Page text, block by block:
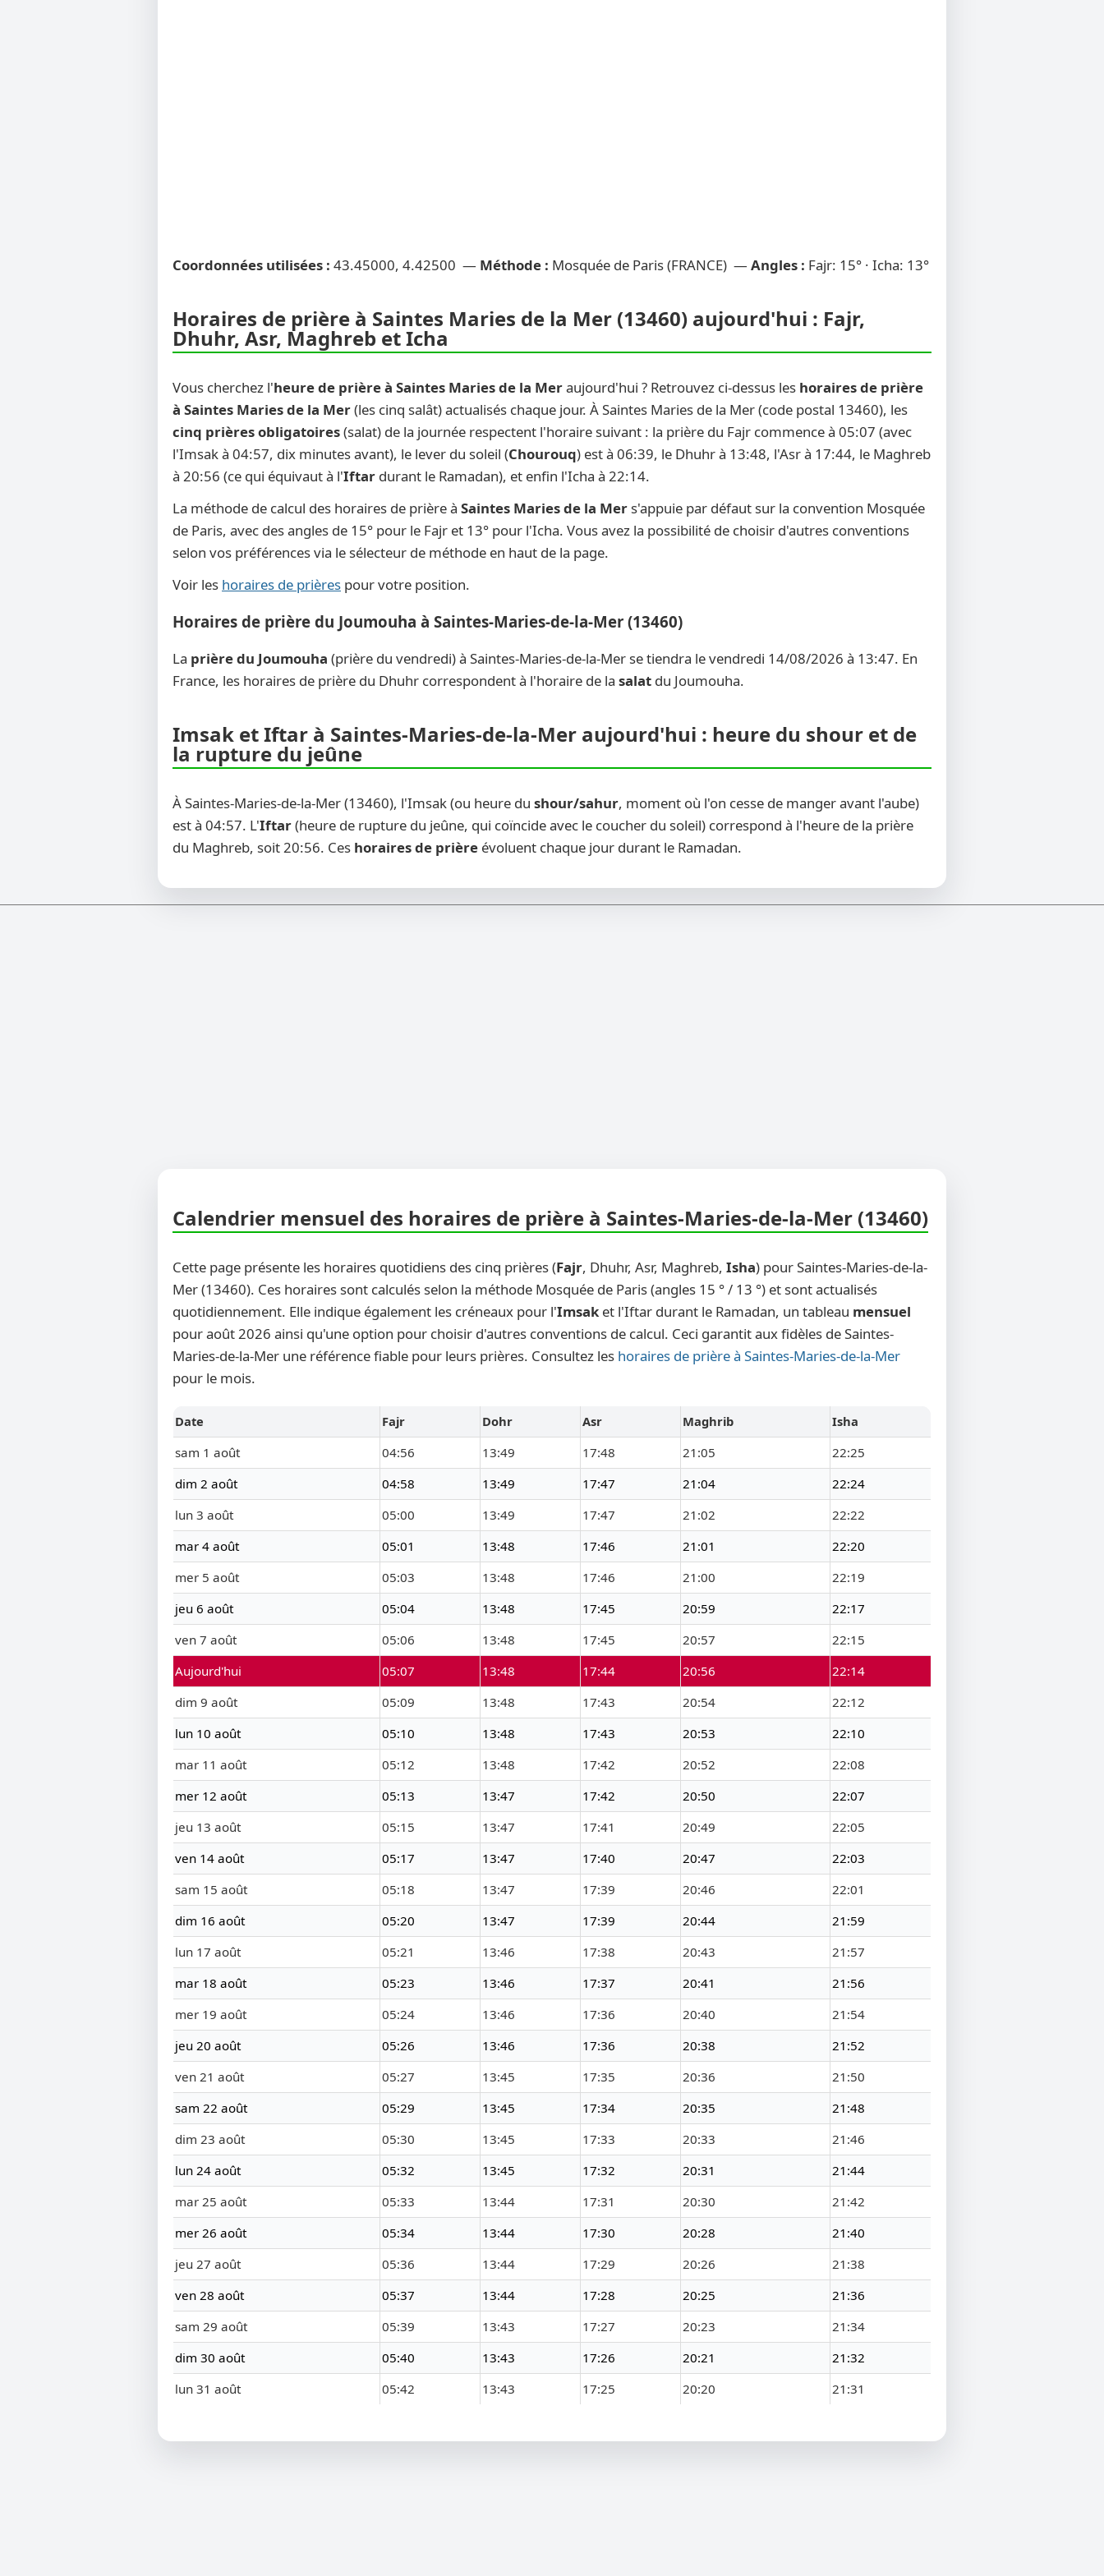
Coordonnées utilisées : 43.45000, 4.42500 — Méthode : Mosquée de Paris (FRANCE) — Angles : Fajr: 15° · Icha: 13°
Horaires de prière à Saintes Maries de la Mer (13460) aujourd'hui : Fajr,
Dhuhr, Asr, Maghreb et Icha
Vous cherchez l'heure de prière à Saintes Maries de la Meraujourd'hui ? Retrouvez ci-dessus les horaires de prière
à Saintes Maries de la Mer(les cinq salât) actualisés chaque jour. À Saintes Maries de la Mer (code postal 13460), les
cinq prières obligatoires(salat) de la journée respectent l'horaire suivant : la prière du Fajr commence à 05:07 (avec
l'Imsak à 04:57, dix minutes avant), le lever du soleil (Chourouq) est à 06:39, le Dhuhr à 13:48, l'Asr à 17:44, le Maghreb
à 20:56 (ce qui équivaut à l'Iftar durant le Ramadan), et enfin l'Icha à 22:14.
La méthode de calcul des horaires de prière à Saintes Maries de la Mer s'appuie par défaut sur la convention Mosquée
de Paris, avec des angles de 15° pour le Fajr et 13° pour l'Icha. Vous avez la possibilité de choisir d'autres conventions
selon vos préférences via le sélecteur de méthode en haut de la page.
Voir les horaires de prières pour votre position.
Horaires de prière du Joumouha à Saintes-Maries-de-la-Mer (13460)
La prière du Joumouha (prière du vendredi) à Saintes-Maries-de-la-Mer se tiendra le vendredi 14/08/2026 à 13:47. En
France, les horaires de prière du Dhuhr correspondent à l'horaire de la salat du Joumouha.
Imsak et Iftar à Saintes-Maries-de-la-Mer aujourd'hui : heure du shour et de
la rupture du jeûne
À Saintes-Maries-de-la-Mer (13460), l'Imsak (ou heure du shour/sahur, moment où l'on cesse de manger avant l'aube)
est à 04:57. L'Iftar(heure de rupture du jeûne, qui coïncide avec le coucher du soleil) correspond à l'heure de la prière
du Maghreb, soit 20:56. Ces horaires de prière évoluent chaque jour durant le Ramadan.
Calendrier mensuel des horaires de prière à Saintes-Maries-de-la-Mer (13460)
Cette page présente les horaires quotidiens des cinq prières (Fajr, Dhuhr, Asr, Maghreb, Isha) pour Saintes-Maries-de-la-
Mer (13460). Ces horaires sont calculés selon la méthode Mosquée de Paris (angles 15 ° / 13 °) et sont actualisés
quotidiennement. Elle indique également les créneaux pour l'Imsak et l'Iftar durant le Ramadan, un tableau mensuel
pour août 2026 ainsi qu'une option pour choisir d'autres conventions de calcul. Ceci garantit aux fidèles de Saintes-
Maries-de-la-Mer une référence fiable pour leurs prières. Consultez les horaires de prière à Saintes-Maries-de-la-Mer
pour le mois.
Date Fajr Dohr Asr Maghrib
Isha
sam 1 août
04:56 13:49 17:48 21:05
22:25
dim 2 août
04:58 13:49 17:47 21:04
22:24
lun 3 août
05:00 13:49 17:47 21:02
22:22
mar 4 août
05:01 13:48 17:46 21:01
22:20
mer 5 août
05:03 13:48 17:46 21:00
22:19
jeu 6 août
05:04 13:48 17:45 20:59
22:17
ven 7 août
05:06 13:48 17:45 20:57
22:15
Aujourd'hui
05:07 13:48 17:44 20:56
22:14
dim 9 août
05:09 13:48 17:43 20:54
22:12
lun 10 août
05:10 13:48 17:43 20:53
22:10
mar 11 août
05:12 13:48 17:42 20:52
22:08
mer 12 août
05:13 13:47 17:42 20:50
22:07
jeu 13 août
05:15 13:47 17:41 20:49
22:05
ven 14 août
05:17 13:47 17:40 20:47
22:03
sam 15 août
05:18 13:47 17:39 20:46
22:01
dim 16 août
05:20 13:47 17:39 20:44
21:59
lun 17 août
05:21 13:46 17:38 20:43
21:57
mar 18 août
05:23 13:46 17:37 20:41
21:56
mer 19 août
05:24 13:46 17:36 20:40
21:54
jeu 20 août
05:26 13:46 17:36 20:38
21:52
ven 21 août
05:27 13:45 17:35 20:36
21:50
sam 22 août
05:29 13:45 17:34 20:35
21:48
dim 23 août
05:30 13:45 17:33 20:33
21:46
lun 24 août
05:32 13:45 17:32 20:31
21:44
mar 25 août
05:33 13:44 17:31 20:30
21:42
mer 26 août
05:34 13:44 17:30 20:28
21:40
jeu 27 août
05:36 13:44 17:29 20:26
21:38
ven 28 août
05:37 13:44 17:28 20:25
21:36
sam 29 août
05:39 13:43 17:27 20:23
21:34
dim 30 août
05:40 13:43 17:26 20:21
21:32
lun 31 août
05:42 13:43 17:25 20:20 21:31